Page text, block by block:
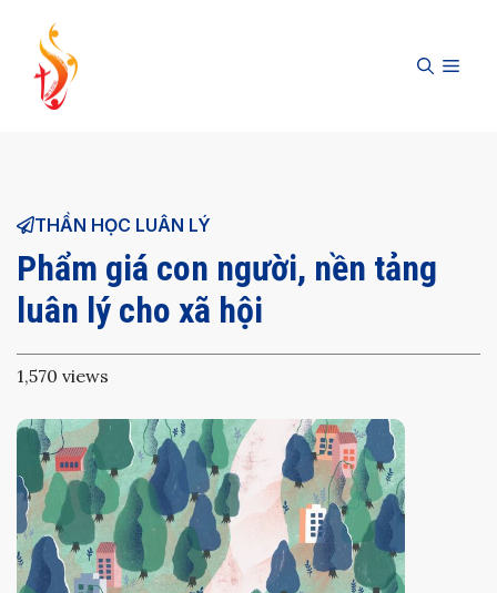
content
THẦN HỌC LUÂN LÝ
Phẩm giá con người, nền tảng
luân lý cho xã hội
1,570 views